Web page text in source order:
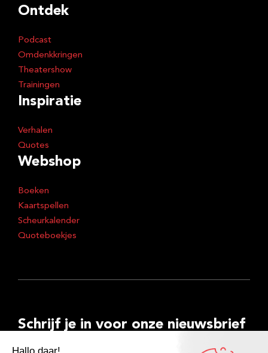
Ontdek
Podcast
Omdenkkringen
Theatershow
Trainingen
Inspiratie
Verhalen
Quotes
Webshop
Boeken
Kaartspellen
Scheurkalender
Quoteboekjes
Schrijf je in voor onze nieuwsbrief